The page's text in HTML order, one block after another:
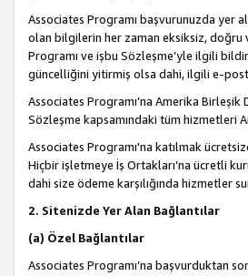
Associates Programı başvurunuzda yer
olan bilgilerin her zaman eksiksiz, doğru
Programı ve işbu Sözleşme’yle ilgili
güncelliğini yitirmiş olsa dahi, ilgili e-
Associates Programı’na Amerika
Sözleşme kapsamındaki tüm hizmetleri
Associates Programı'na katılmak
Hiçbir işletmeye İş Ortakları’na ücretli
dahi size ödeme karşılığında hizmetler
2. Sitenizde Yer Alan Bağlantılar
(a) Özel Bağlantılar
Associates Programı’na başvurduktan